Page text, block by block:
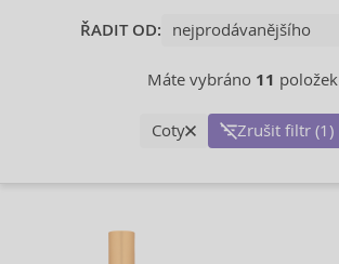
ŘADIT OD:
Máte vybráno 11 položek
Coty Zrušit filtr (1)